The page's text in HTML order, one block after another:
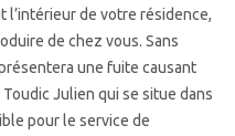
l’intérieur de votre résidence,
de chez vous. Sans
une fuite causant
Julien qui se situe dans
pour le service de